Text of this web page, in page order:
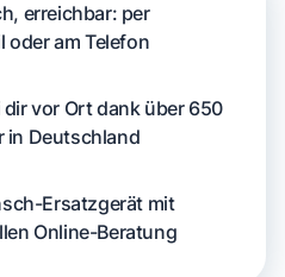
erreichbar: per
oder am Telefon
vor Ort dank über 650
in Deutschland
Ersatzgerät mit
Online-Beratung